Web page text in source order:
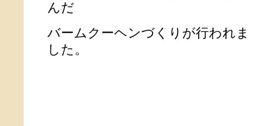
んだ
バームクーヘンづくりが行われま
した。